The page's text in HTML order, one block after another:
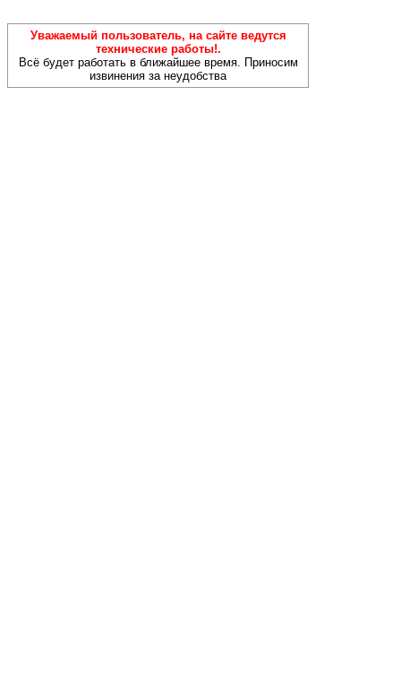
Уважаемый пользователь, на сайте ведутся
технические работы!.
Всё будет работать в ближайшее время. Приносим
извинения за неудобства